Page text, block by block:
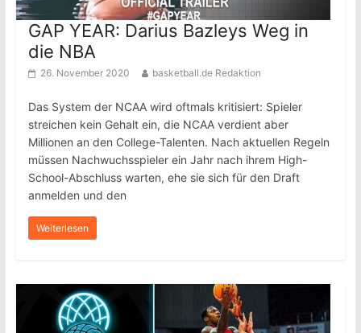
GAP YEAR: Darius Bazleys Weg in
die NBA
26. November 2020 basketball.de Redaktion
Das System der NCAA wird oftmals kritisiert: Spieler
streichen kein Gehalt ein, die NCAA verdient aber
Millionen an den College-Talenten. Nach aktuellen Regeln
müssen Nachwuchsspieler ein Jahr nach ihrem High-
School-Abschluss warten, ehe sie sich für den Draft
anmelden und den
Weiterlesen